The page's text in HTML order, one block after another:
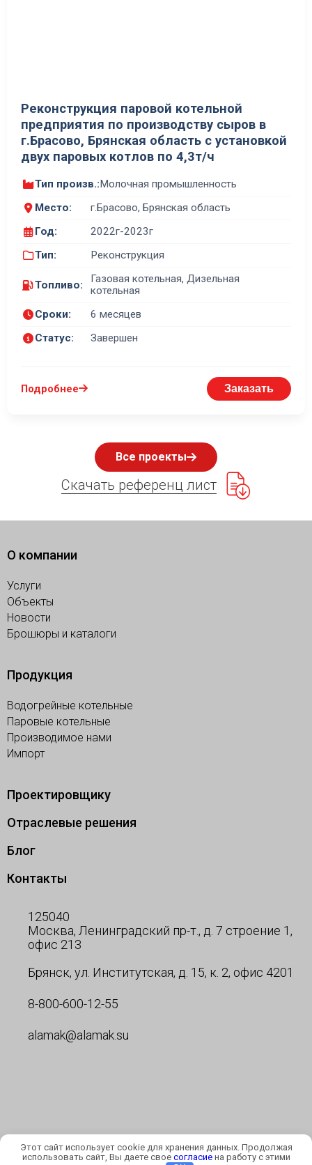
Реконструкция паровой котельной
предприятия по производству сыров в
г.Брасово, Брянская область с установкой
двух паровых котлов по 4,3т/ч
Тип произв.: Молочная промышленность
Место:
г.Брасово, Брянская область
Год:
2022г-2023г
Тип:
Реконструкция
Топливо:
Газовая котельная, Дизельная
котельная
Сроки:
6 месяцев
Статус:
Завершен
Подробнее Заказать
Все проекты
Скачать референц лист
О компании
Услуги
Объекты
Новости
Брошюры и каталоги
Продукция
Водогрейные котельные
Паровые котельные
Производимое нами
Импорт
Проектировщику
Отраслевые решения
Блог
Контакты
125040
Москва, Ленинградский пр-т., д. 7 строение 1,
офис 213
Брянск, ул. Институтская, д. 15, к. 2, офис 4201
8-800-600-12-55
alamak@alamak.su
© ООО АЛАМАК 2026
Этот сайт использует cookie для хранения данных. Продолжая
использовать сайт, Вы даете свое согласиена работу с этими